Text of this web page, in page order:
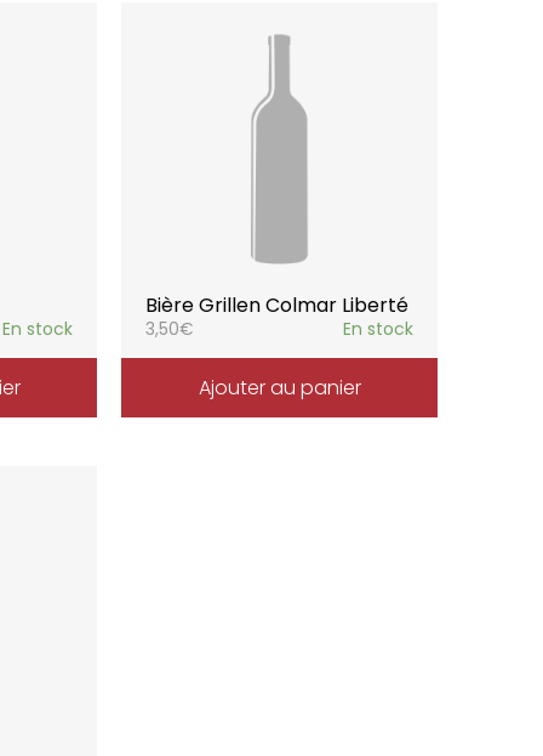
En stock
Bière Grillen Colmar Liberté
3,50€ En stock
Ajouter au panier